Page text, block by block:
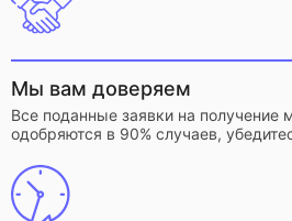
Мы вам доверяем
Все поданные заявки на получение
одобряются в 90% случаев,